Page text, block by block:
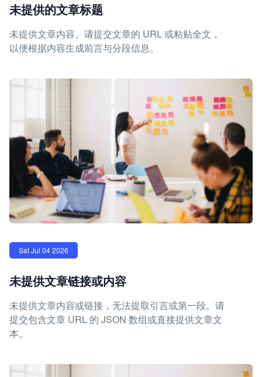
未提供的文章标题
未提供文章内容。请提交文章的 URL 或粘贴全文，
以便根据内容生成前言与分段信息。
Sat Jul 04 2026
未提供文章链接或内容
未提供文章内容或链接，无法提取引言或第一段。请
提交包含文章 URL 的 JSON 数组或直接提供文章文
本。